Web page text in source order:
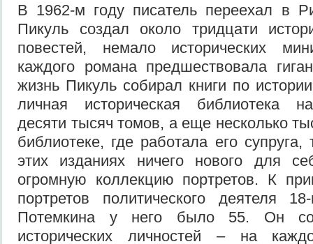
В 1962-м году писатель переехал в
Пикуль создал около тридцати
повестей, немало исторических
каждого романа предшествовала
жизнь Пикуль собирал книги по
личная историческая библиотека
десяти тысяч томов, а еще несколько
библиотеке, где работала его
этих изданиях ничего нового для
огромную коллекцию портретов. К
портретов политического деятеля
Потемкина у него было 55. Он
исторических личностей – на